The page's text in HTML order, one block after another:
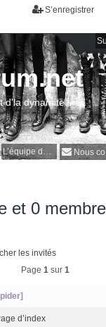
S’enregistrer
L’équipe du forum Nous contacter
d'la dynamite !
et 0
les invités
Page 1sur 1
d’index